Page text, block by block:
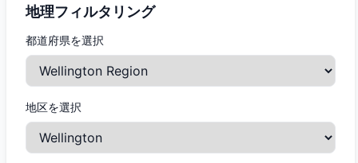
地理フィルタリング
都道府県を選択
地区を選択